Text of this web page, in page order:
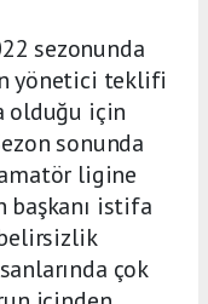
sezonunda
yönetici teklifi
olduğu için
sonunda
ligine
başkanı istifa
çok